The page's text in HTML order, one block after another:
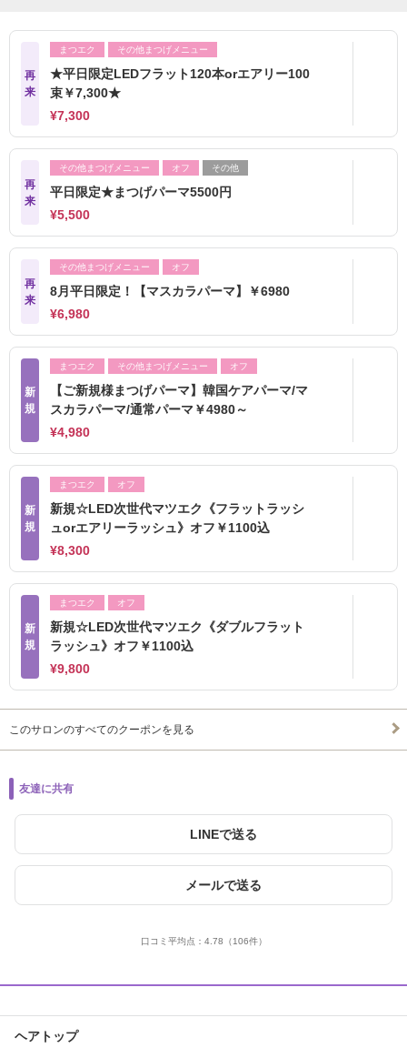
再
来
まつエク その他まつげメニュー
★平日限定LEDフラット120本orエアリー100
束￥7,300★
¥7,300
再
来
その他まつげメニュー オフ その他
平日限定★まつげパーマ5500円
¥5,500
再
来
その他まつげメニュー オフ
8月平日限定！【マスカラパーマ】￥6980
¥6,980
新
規
まつエク その他まつげメニュー オフ
【ご新規様まつげパーマ】韓国ケアパーマ/マ
スカラパーマ/通常パーマ￥4980～
¥4,980
新
規
まつエク オフ
新規☆LED次世代マツエク《フラットラッシ
ュorエアリーラッシュ》オフ￥1100込
¥8,300
新
規
まつエク オフ
新規☆LED次世代マツエク《ダブルフラット
ラッシュ》オフ￥1100込
¥9,800
このサロンのすべてのクーポンを見る
友達に共有
LINEで送る
メールで送る
口コミ平均点： 4.78 （106件）
ヘアトップ